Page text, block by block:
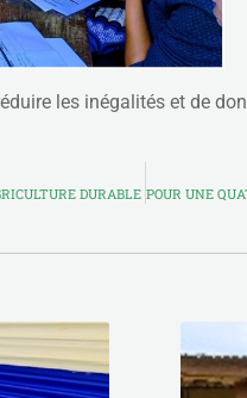
les inégalités et de
DURABLE